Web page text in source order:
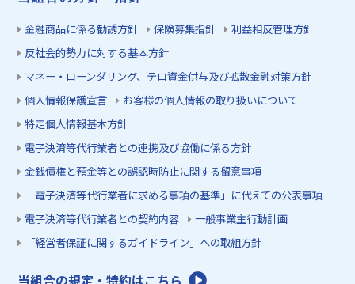
金融商品に係る勧誘方針 保険募集指針
利益相反管理方針
反社会的勢力に対する基本方針
マネー・ローンダリング、テロ資金供与及び拡散金融対策方針
個人情報保護宣言
お客様の個人情報の取り扱いについて
特定個人情報基本方針
電子決済等代行業者との連携及び協働に係る方針
金銭債権と預金等との誤認時防止に関する留意事項
「電子決済等代行業者に求める事項の基準」に代えての公表事項
電子決済等代行業者との契約内容
一般事業主行動計画
「経営者保証に関するガイドライン」への取組方針